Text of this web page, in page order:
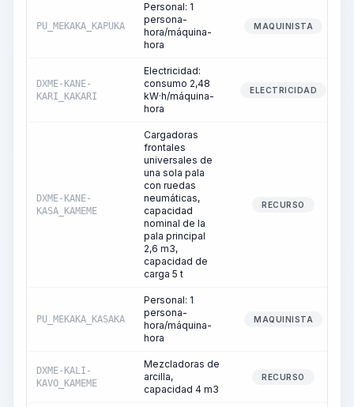
PU_MEKAKA_KAPUKA
Personal: 1
persona-
hora/máquina-
hora
MAQUINISTA
DXME-KANE-
KARI_KAKARI
Electricidad:
consumo 2,48
kW·h/máquina-
hora
ELECTRICIDAD
DXME-KANE-
KASA_KAMEME
Cargadoras
frontales
universales de
una sola pala
con ruedas
neumáticas,
capacidad
nominal de la
pala principal
2,6 m3,
capacidad de
carga 5 t
RECURSO
PU_MEKAKA_KASAKA
Personal: 1
persona-
hora/máquina-
hora
MAQUINISTA
DXME-KALI-
KAVO_KAMEME
Mezcladoras de
arcilla,
capacidad 4 m3
RECURSO